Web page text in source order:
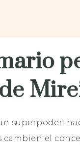
de
superpoder:
cambien el